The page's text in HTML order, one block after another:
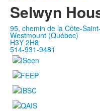
Selwyn
95, chemin de la Côte-
Westmount (Québec)
H3Y 2H8
514-931-9481